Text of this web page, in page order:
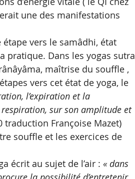
une des manifestations
vers le samâdhi, état
pratique. Dans les yogas sutra
maîtrise du souffle ,
vers cet état de yoga, le
l’expiration et la
respiration, sur son amplitude et
traduction Françoise Mazet)
souffle et les exercices de
écrit au sujet de l’air : « dans